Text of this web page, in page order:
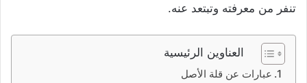
تنفر من معرفته وتبتعد عنه.
العناوين الرئيسية
عبارات عن قلة الأصل